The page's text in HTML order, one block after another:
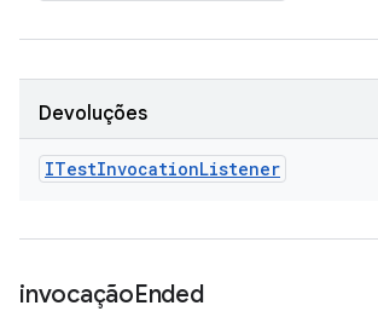
Devoluções
ITestInvocationListener
invocaçãoEnded